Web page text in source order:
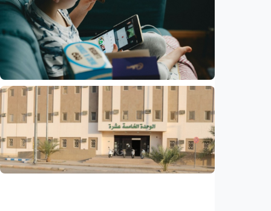
Humaniora
Korban tewas gempa bumi Venezuela
bertambah jadi 6.125 orang
Indonesia•04 Aug 2026
Humaniora
Larangan medsos untuk anak di Australia
sukses, pengguna turun 10 persen
Indonesia•31 Jul 2026